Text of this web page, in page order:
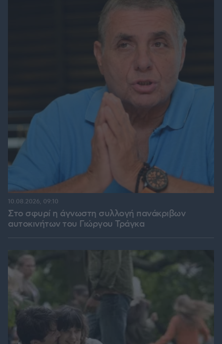
Στο σφυρί η άγνωστη συλλογή πανάκριβων
αυτοκινήτων του Γιώργου Τράγκα
10.08.2026, 09:10